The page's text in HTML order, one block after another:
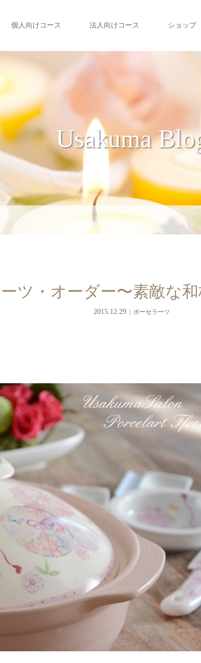
個人向けコース 法人向けコース ショップ
Usakuma
ツ・オーダー〜素敵な
2015.12.29 ポーセラーツ